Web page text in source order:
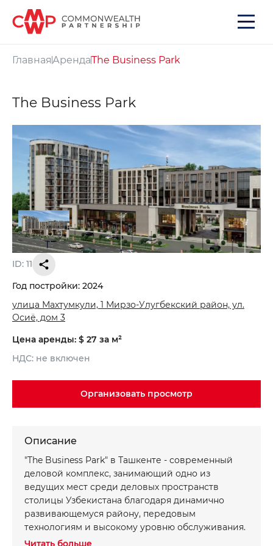
Главная АрендаThe Business Park
The Business Park
ID: 11
Год постройки: 2024
улица Махтумкули, 1 Мирзо-Улугбекский район, ул.
Осиё, дом 3
Цена аренды: $ 27 за м²
НДС: не включен
Организовать просмотр
Описание
"The Business Park" в Ташкенте - современный
деловой комплекс, занимающий одно из
ведущих мест среди деловых пространств
столицы Узбекистана благодаря динамично
развивающемуся району, передовым
технологиям и высокому уровню обслуживания.
Читать больше
Телефон*
Ваше сообщение
Номер телефона *
Ваше сообщение